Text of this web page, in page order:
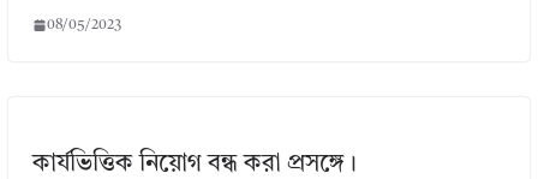
08/05/2023
কার্যভিত্তিক নিয়োগ বন্ধ করা প্রসঙ্গে।